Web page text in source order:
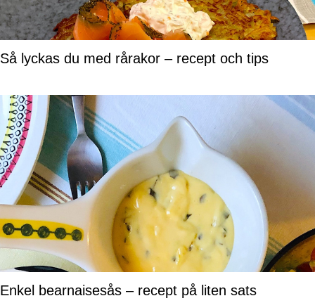
Så lyckas du med rårakor – recept och tips
Enkel bearnaisesås – recept på liten sats